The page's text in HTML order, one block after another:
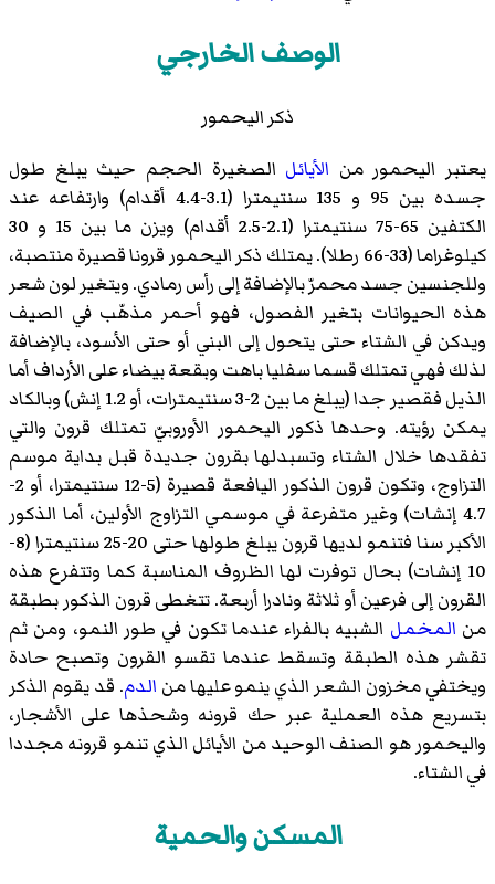
الوصف الخارجي
ذكر اليحمور
يعتبر اليحمور من الأيائل الصغيرة الحجم حيث يبلغ طول
جسده بين 95 و 135 سنتيمترا (3.1-4.4 أقدام) وارتفاعه عند
الكتفين 65-75 سنتيمترا (2.1-2.5 أقدام) ويزن ما بين 15 و 30
كيلوغراما (33-66 رطلا). يمتلك ذكر اليحمور قرونا قصيرة منتصبة،
وللجنسين جسد محمرّ بالإضافة إلى رأس رمادي. ويتغير لون شعر
هذه الحيوانات بتغير الفصول، فهو أحمر مذهّب في الصيف
ويدكن في الشتاء حتى يتحول إلى البني أو حتى الأسود، بالإضافة
لذلك فهي تمتلك قسما سفليا باهت وبقعة بيضاء على الأرداف أما
الذيل فقصير جدا (يبلغ ما بين 2-3 سنتيمترات، أو 1.2 إنش) وبالكاد
يمكن رؤيته. وحدها ذكور اليحمور الأوروبيّ تمتلك قرون والتي
تفقدها خلال الشتاء وتسبدلها بقرون جديدة قبل بداية موسم
التزاوج، وتكون قرون الذكور اليافعة قصيرة (5-12 سنتيمترا، أو 2-
4.7 إنشات) وغير متفرعة في موسمي التزاوج الأولين، أما الذكور
الأكبر سنا فتنمو لديها قرون يبلغ طولها حتى 20-25 سنتيمترا (8-
10 إنشات) بحال توفرت لها الظروف المناسبة كما وتتفرع هذه
القرون إلى فرعين أو ثلاثة ونادرا أربعة. تتغطى قرون الذكور بطبقة
من المخمل الشبيه بالفراء عندما تكون في طور النمو، ومن ثم
تقشر هذه الطبقة وتسقط عندما تقسو القرون وتصبح حادة
ويختفي مخزون الشعر الذي ينمو عليها من الدم. قد يقوم الذكر
بتسريع هذه العملية عبر حك قرونه وشحذها على الأشجار،
واليحمور هو الصنف الوحيد من الأيائل الذي تنمو قرونه مجددا
في الشتاء.
المسكن والحمية